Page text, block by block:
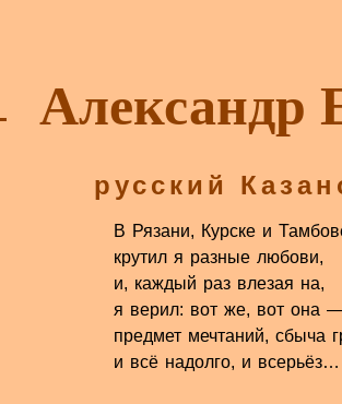
Александр
русский
В Рязани, Курске и
крутил я разные любови,
и, каждый раз влезая на,
я верил: вот же, вот она
предмет мечтаний, сбыча
и всё надолго, и всерьёз…